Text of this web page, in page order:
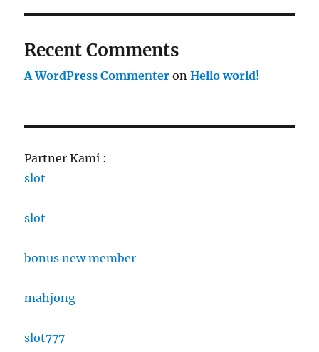
Recent Comments
A WordPress Commenter onHello world!
Partner Kami :
slot
slot
bonus new member
mahjong
slot777